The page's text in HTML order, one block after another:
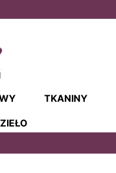
TKANINY